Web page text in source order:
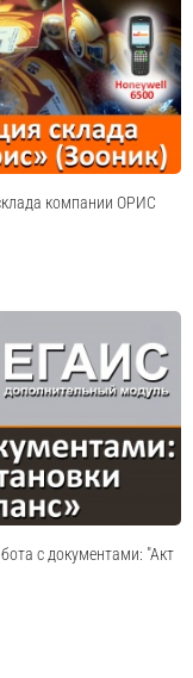
с помощью
DataMobile (Win и
отраслям: - Розница; -
- Учет
видео
компании ОРИС
российских
аксессуаров для
«Зооник». Компания
На сегодняшний ...
видео
с документами: "Акт